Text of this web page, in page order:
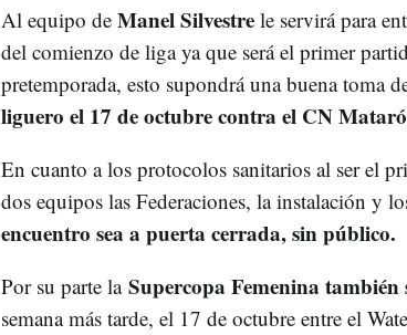
Al equipo deManel Silvestrele servirá para
del comienzo de liga ya que será el primer
pretemporada, esto supondrá una buena toma
liguero el 17 de octubre contra el CN
En cuanto a los protocolos sanitarios al ser el
dos equipos las Federaciones, la instalación y
encuentro sea a puerta cerrada, sin público.
Por su parte la Supercopa Femenina
semana más tarde, el 17 de octubre entre el